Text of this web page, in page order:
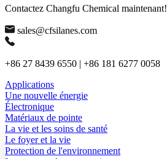
Contactez Changfu Chemical maintenant!
sales@cfsilanes.com
+86 27 8439 6550 | +86 181 6277 0058
Applications
Une nouvelle énergie
Électronique
Matériaux de pointe
La vie et les soins de santé
Le foyer et la vie
Protection de l'environnement